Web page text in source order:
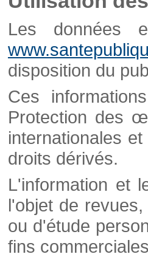
Les données
disposition du
Ces
Protection des
internationales
droits dérivés.
L'information et
l'objet de
ou d'étude
fins